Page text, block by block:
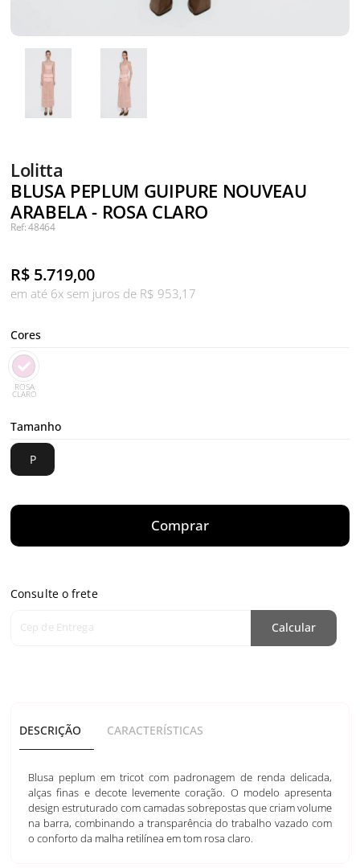
Lolitta
BLUSA PEPLUM GUIPURE NOUVEAU
ARABELA - ROSA CLARO
Ref: 48464
R$ 5.719,00
em até 6x sem juros de R$ 953,17
Cores
ROSA
CLARO
Tamanho
P
Comprar
Consulte o frete
Cep de Entrega Calcular
DESCRIÇÃO CARACTERÍSTICAS
Blusa peplum em tricot com padronagem de renda delicada,
alças finas e decote levemente coração. O modelo apresenta
design estruturado com camadas sobrepostas que criam volume
na barra, combinando a transparência do trabalho vazado com
o conforto da malha retilínea em tom rosa claro.